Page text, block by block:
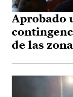
Aprobado
de las